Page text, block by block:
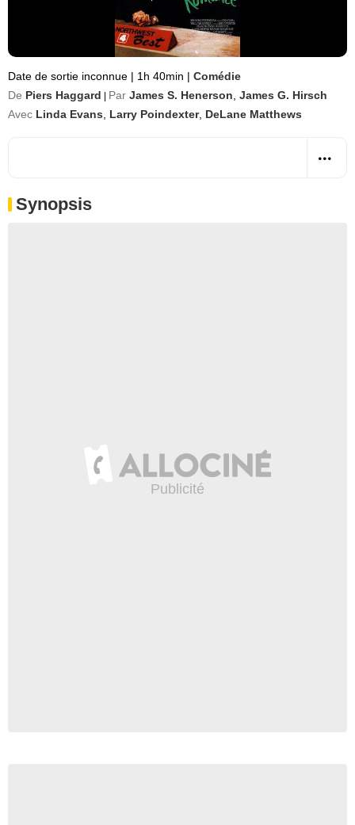
Date de sortie inconnue | 1h 40min | Comédie
De Piers Haggard Par James S. Henerson James G. Hirsch
Avec Linda Evans Larry Poindexter, DeLane Matthews
Synopsis